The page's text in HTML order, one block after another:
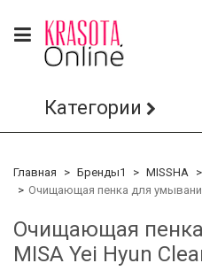
Категории
Главная Бренды1 MISSHA
Очищающая пенка для
Очищающая
MISA Yei Hyun